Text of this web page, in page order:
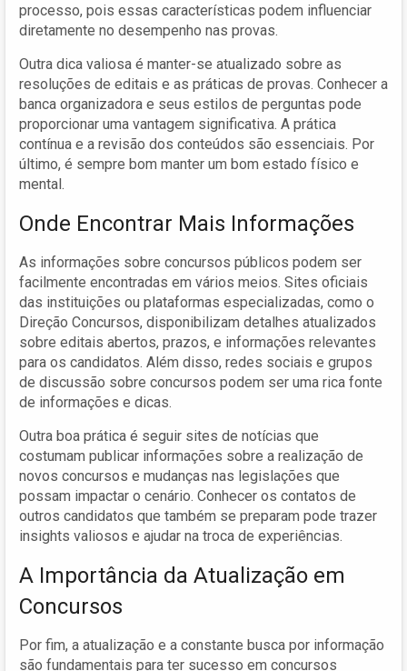
processo, pois essas características podem influenciar
diretamente no desempenho nas provas.
Outra dica valiosa é manter-se atualizado sobre as
resoluções de editais e as práticas de provas. Conhecer a
banca organizadora e seus estilos de perguntas pode
proporcionar uma vantagem significativa. A prática
contínua e a revisão dos conteúdos são essenciais. Por
último, é sempre bom manter um bom estado físico e
mental.
Onde Encontrar Mais Informações
As informações sobre concursos públicos podem ser
facilmente encontradas em vários meios. Sites oficiais
das instituições ou plataformas especializadas, como o
Direção Concursos, disponibilizam detalhes atualizados
sobre editais abertos, prazos, e informações relevantes
para os candidatos. Além disso, redes sociais e grupos
de discussão sobre concursos podem ser uma rica fonte
de informações e dicas.
Outra boa prática é seguir sites de notícias que
costumam publicar informações sobre a realização de
novos concursos e mudanças nas legislações que
possam impactar o cenário. Conhecer os contatos de
outros candidatos que também se preparam pode trazer
insights valiosos e ajudar na troca de experiências.
A Importância da Atualização em
Concursos
Por fim, a atualização e a constante busca por informação
são fundamentais para ter sucesso em concursos